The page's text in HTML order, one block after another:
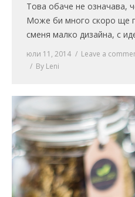
Това обаче не означава,
Може би много скоро ще
сменя малко дизайна, с
юли 11, 2014 Leave a
By Leni